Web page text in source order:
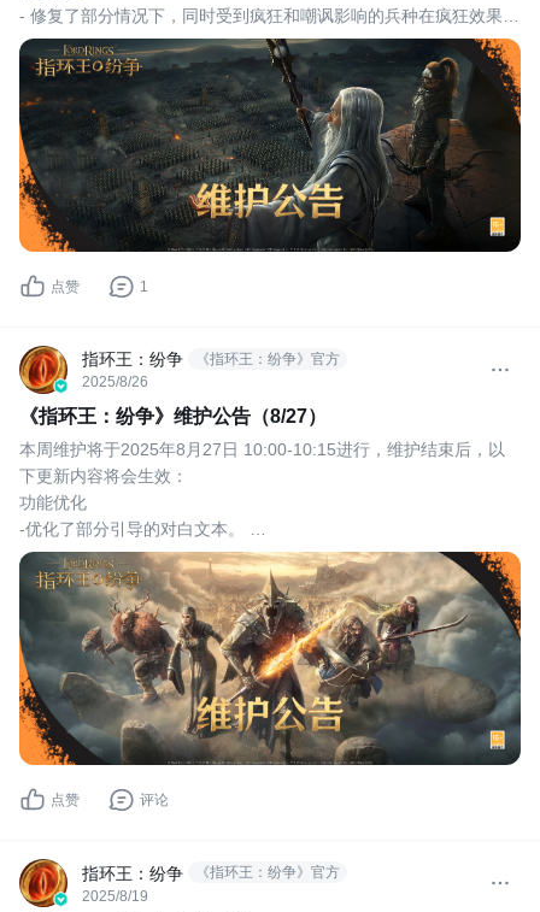
- 修复了部分情况下，同时受到疯狂和嘲讽影响的兵种在疯狂效果消
失时嘲讽效果也会消失的问题。
点赞 1
指环王：纷争 《指环王：纷争》官方
2025/8/26
《指环王：纷争》维护公告（8/27）
本周维护将于2025年8月27日 10:00-10:15进行，维护结束后，以
下更新内容将会生效：
功能优化
-优化了部分引导的对白文本。
-优化了部分界面的音效问题。
点赞 评论
指环王：纷争 《指环王：纷争》官方
2025/8/19